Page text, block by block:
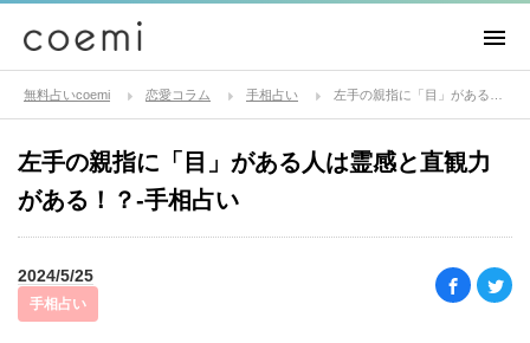
無料占いcoemi 恋愛コラム 手相占い
左手の親指に「目」がある人は霊感と直観力
がある！？-手相占い
2024/5/25
手相占い